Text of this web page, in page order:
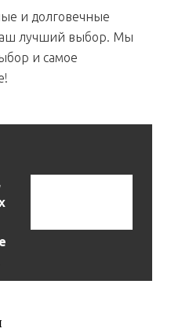
и долговечные
лучший выбор. Мы
и самое